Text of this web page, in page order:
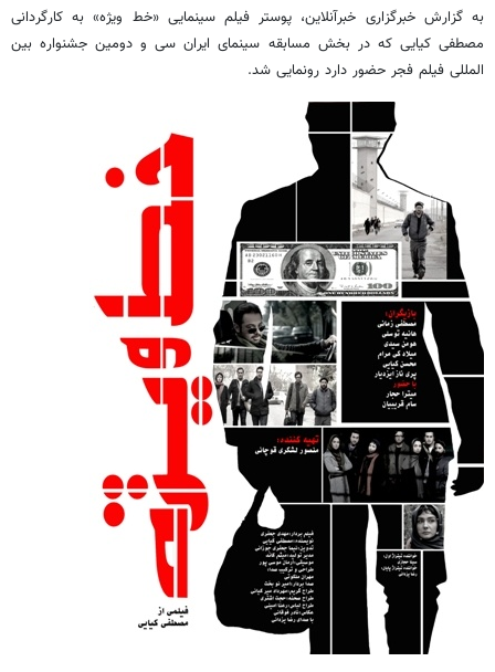
به گزارش خبرگزاری خبرآنلاین، پوستر فیلم سینمایی «خط ویژه» به کارگردانی
مصطفی کیایی که در بخش مسابقه سینمای ایران سی و دومین جشنواره بین
المللی فیلم فجر حضور دارد رونمایی شد.